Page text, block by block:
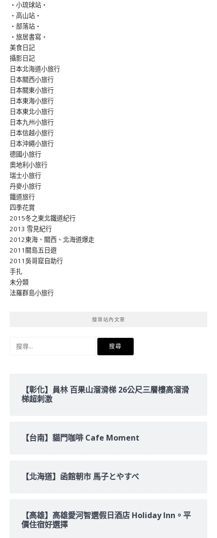
‧小琉球站‧
‧高山站‧
‧部落站‧
‧旅居書寫‧
美食日記
攝影日記
日本北海道小旅行
日本關西小旅行
日本關東小旅行
日本東海小旅行
日本東北小旅行
日本九州小旅行
日本信越小旅行
日本沖繩小旅行
德國小旅行
奧地利小旅行
瑞士小旅行
丹麥小旅行
鐵道旅行
四季花賞
2015冬之東北鐵道紀行
2013 雪見紀行
2012東海、關西、北海道爆走
2011關島五日遊
2011吳哥窟自助行
手扎
未分類
法羅群島小旅行
搜尋站內文章
【彰化】員林 百果山溜滑梯 26公尺三層樓高溜滑
梯超刺激
【台南】貓門咖啡 Cafe Moment
【北海道】函館朝市 馬子とやすべ
【高雄】高雄愛河智選假日酒店 Holiday Inn。平
價住宿好選擇